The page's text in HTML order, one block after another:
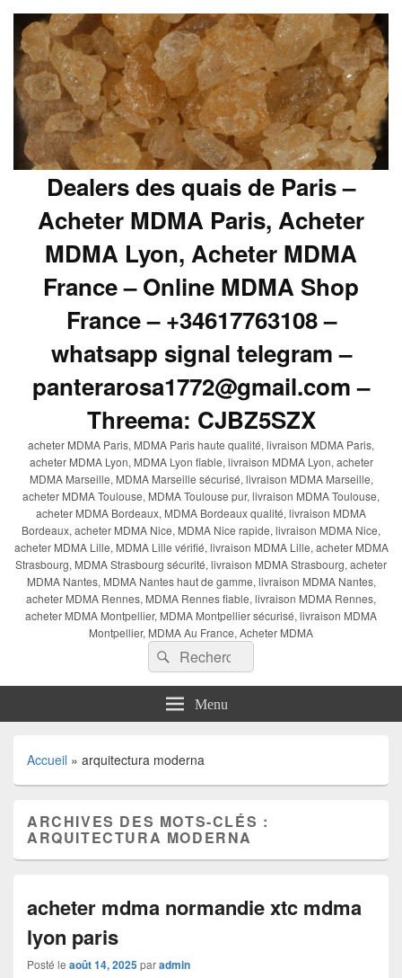
Dealers des quais de Paris –
Acheter MDMA Paris, Acheter
MDMA Lyon, Acheter MDMA
France – Online MDMA Shop
France – +34617763108 –
whatsapp signal telegram –
panterarosa1772@gmail.com –
Threema: CJBZ5SZX
acheter MDMA Paris, MDMA Paris haute qualité, livraison MDMA Paris,
acheter MDMA Lyon, MDMA Lyon fiable, livraison MDMA Lyon, acheter
MDMA Marseille, MDMA Marseille sécurisé, livraison MDMA Marseille,
acheter MDMA Toulouse, MDMA Toulouse pur, livraison MDMA Toulouse,
acheter MDMA Bordeaux, MDMA Bordeaux qualité, livraison MDMA
Bordeaux, acheter MDMA Nice, MDMA Nice rapide, livraison MDMA Nice,
acheter MDMA Lille, MDMA Lille vérifié, livraison MDMA Lille, acheter MDMA
Strasbourg, MDMA Strasbourg sécurité, livraison MDMA Strasbourg, acheter
MDMA Nantes, MDMA Nantes haut de gamme, livraison MDMA Nantes,
acheter MDMA Rennes, MDMA Rennes fiable, livraison MDMA Rennes,
acheter MDMA Montpellier, MDMA Montpellier sécurisé, livraison MDMA
Montpellier, MDMA Au France, Acheter MDMA
Recherche :
Rechercher
Menu
Accueil » arquitectura moderna
ARCHIVES DES MOTS-CLÉS :
ARQUITECTURA MODERNA
acheter mdma normandie xtc mdma
lyon paris
Posté le août 14, 2025paradmin